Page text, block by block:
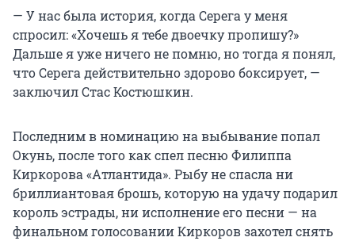
— У нас была история, когда Серега у меня
спросил: «Хочешь я тебе двоечку пропишу?»
Дальше я уже ничего не помню, но тогда я понял,
что Серега действительно здорово боксирует, —
заключил Стас Костюшкин.
Последним в номинацию на выбывание попал
Окунь, после того как спел песню Филиппа
Киркорова «Атлантида». Рыбу не спасла ни
бриллиантовая брошь, которую на удачу подарил
король эстрады, ни исполнение его песни — на
финальном голосовании Киркоров захотел снять